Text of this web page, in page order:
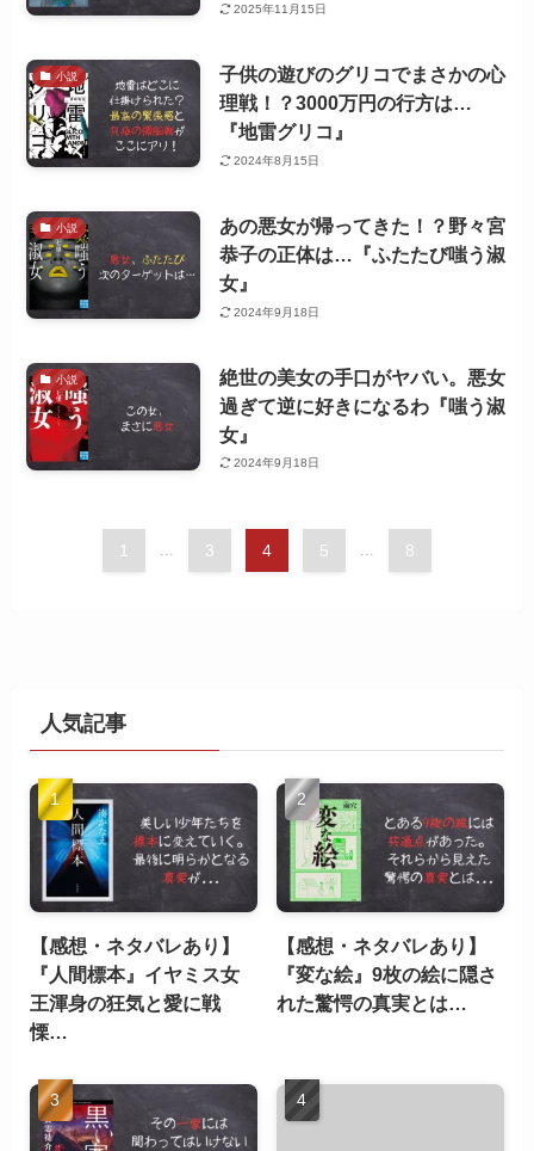
2025年11月15日
小説
子供の遊びのグリコでまさかの心
理戦！？3000万円の行方は…
『地雷グリコ』
2024年8月15日
小説
あの悪女が帰ってきた！？野々宮
恭子の正体は…『ふたたび嗤う淑
女』
2024年9月18日
小説
絶世の美女の手口がヤバい。悪女
過ぎて逆に好きになるわ『嗤う淑
女』
2024年9月18日
1 ... 3 4 5 ... 8
人気記事
【感想・ネタバレあり】
『人間標本』イヤミス女
王渾身の狂気と愛に戦
慄…
【感想・ネタバレあり】
『変な絵』9枚の絵に隠さ
れた驚愕の真実とは…